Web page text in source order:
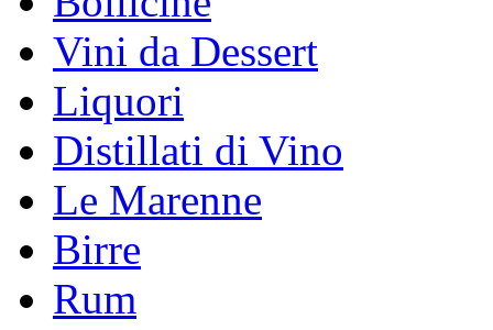
Vini da Dessert
Liquori
Distillati di Vino
Le Marenne
Birre
Rum